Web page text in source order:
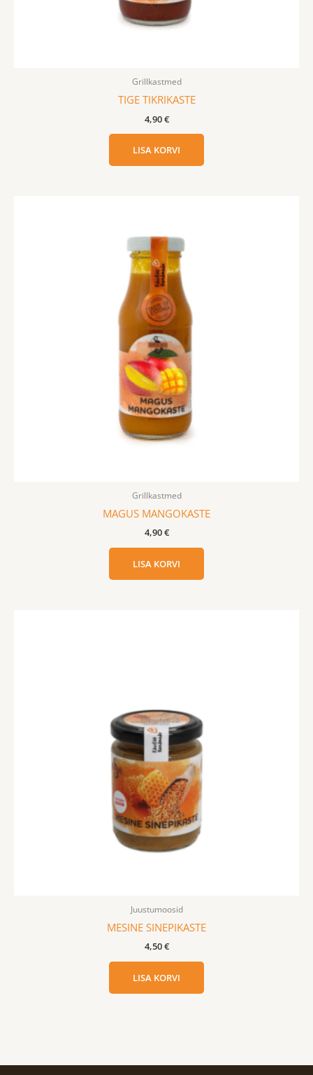
Grillkastmed
TIGE TIKRIKASTE
4,90€
LISA KORVI
Grillkastmed
MAGUS MANGOKASTE
4,90€
LISA KORVI
Juustumoosid
MESINE SINEPIKASTE
4,50€
LISA KORVI